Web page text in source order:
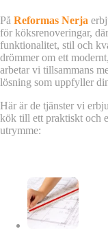
På Reformas Nerja
för köksrenoveringar,
funktionalitet, stil och
drömmer om ett
arbetar vi tillsammans
lösning som uppfyller
Här är de tjänster vi
kök till ett praktiskt och
utrymme: